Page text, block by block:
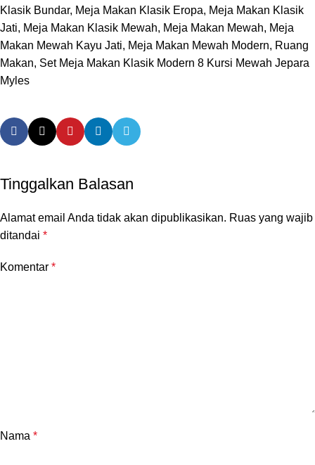
Klasik Bundar, Meja Makan Klasik Eropa, Meja Makan Klasik
Jati, Meja Makan Klasik Mewah, Meja Makan Mewah, Meja
Makan Mewah Kayu Jati, Meja Makan Mewah Modern, Ruang
Makan, Set Meja Makan Klasik Modern 8 Kursi Mewah Jepara
Myles
Tinggalkan Balasan
Alamat email Anda tidak akan dipublikasikan. Ruas yang wajib
ditandai *
Komentar *
Nama *